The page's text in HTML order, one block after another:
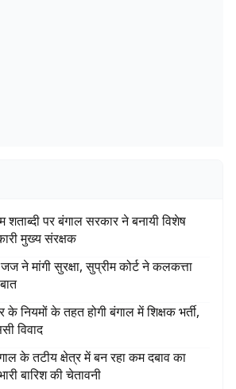
शताब्दी पर बंगाल सरकार ने बनायी विशेष
मुख्य संरक्षक
ने मांगी सुरक्षा, सुप्रीम कोर्ट ने कलकत्ता
के नियमों के तहत होगी बंगाल में शिक्षक भर्ती,
विवाद
के तटीय क्षेत्र में बन रहा कम दबाव का
बारिश की चेतावनी